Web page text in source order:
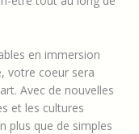
en immersion
votre coeur sera
Avec de nouvelles
et les cultures
plus que de simples